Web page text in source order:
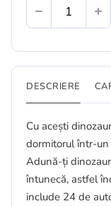
DESCRIERE
Cu acești
dormitorul într-
Adună-ți
întunecă, astfel
include 24 de